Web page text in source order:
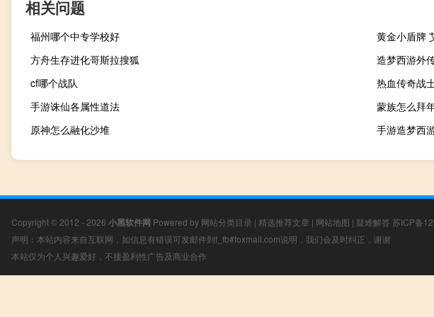
相关问题
福州哪个中专学校好
黄金小盾牌
方舟生存进化哥斯拉搜狐
造梦西游外
cf哪个战队
热血传奇战
手游诛仙各属性道法
蒙族怎么拜
原神怎么融化沙堆
手游造梦西
Copyright © 2012 - 2026 小黑软件网 Powered by 网站分类目录 | 精选推荐文章 | 网站地图 | 疑难解答 苏ICP备
声明：本站内容来自互联网，如信息有错误可发邮件到f_fb#foxmail.com说明，我们会及时纠正，谢谢
本站仅为个人兴趣爱好，不接盈利性广告及商业合作